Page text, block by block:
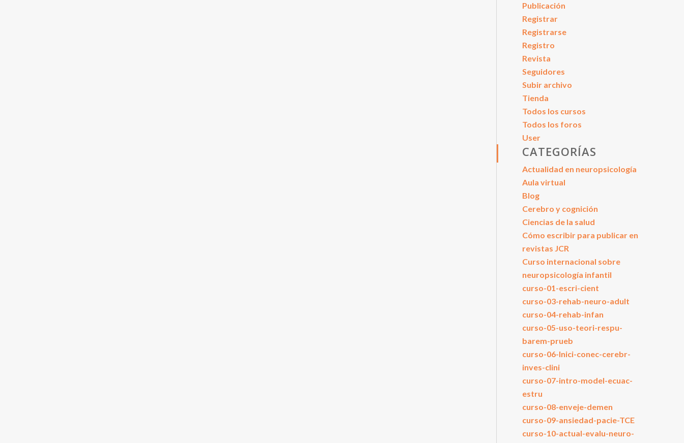
Publicación
Registrar
Registrarse
Registro
Revista
Seguidores
Subir archivo
Tienda
Todos los cursos
Todos los foros
User
CATEGORÍAS
Actualidad en neuropsicología
Aula virtual
Blog
Cerebro y cognición
Ciencias de la salud
Cómo escribir para publicar en
revistas JCR
Curso internacional sobre
neuropsicología infantil
curso-01-escri-cient
curso-03-rehab-neuro-adult
curso-04-rehab-infan
curso-05-uso-teori-respu-
barem-prueb
curso-06-Inici-conec-cerebr-
inves-clini
curso-07-intro-model-ecuac-
estru
curso-08-enveje-demen
curso-09-ansiedad-pacie-TCE
curso-10-actual-evalu-neuro-